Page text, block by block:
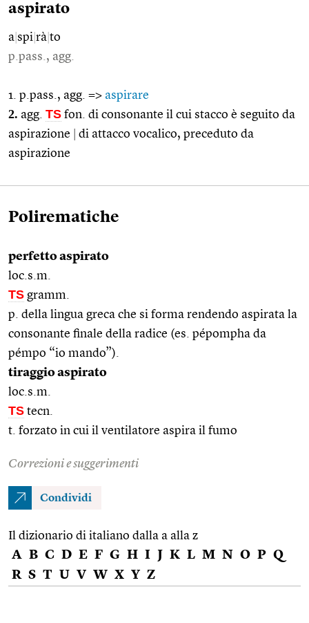
aspirato
a spi rà to
p.pass., agg.
1. p.pass., agg. => aspirare
2. agg. TS fon. di consonante il cui stacco è seguito da
aspirazione
di attacco vocalico, preceduto da
aspirazione
Polirematiche
perfetto aspirato
loc.s.m.
TS gramm.
p. della lingua greca che si forma rendendo aspirata la
consonante finale della radice (es. pépompha da
pémpo “io mando”).
tiraggio aspirato
loc.s.m.
TS tecn.
t. forzato in cui il ventilatore aspira il fumo
Correzioni e suggerimenti
Condividi
Il dizionario di italiano dalla a alla z
A B C D E F G H I J K L M N O P Q
R S T U V W X Y Z